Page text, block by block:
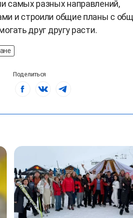
самых разных направлений,
и строили общие планы с
друг другу расти.
Поделиться